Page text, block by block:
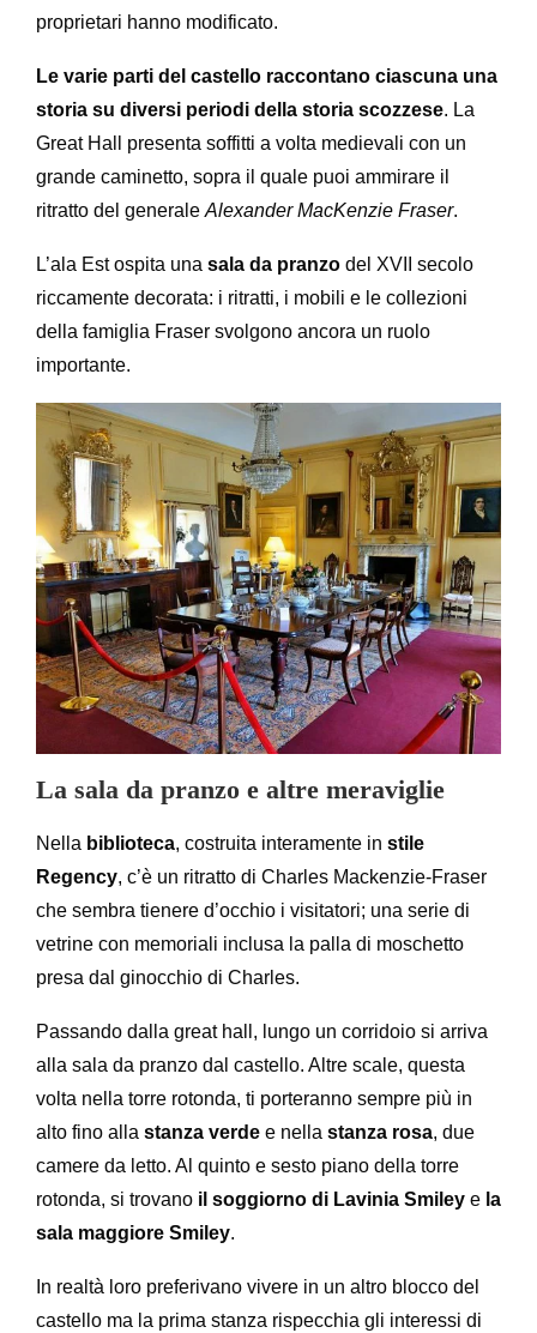
proprietari hanno modificato.
Le varie parti del castello raccontano ciascuna una
storia su diversi periodi della storia scozzese. La
Great Hall presenta soffitti a volta medievali con un
grande caminetto, sopra il quale puoi ammirare il
ritratto del generale Alexander MacKenzie Fraser.
L’ala Est ospita una sala da pranzo del XVII secolo
riccamente decorata: i ritratti, i mobili e le collezioni
della famiglia Fraser svolgono ancora un ruolo
importante.
La sala da pranzo e altre meraviglie
Nella biblioteca, costruita interamente in stile
Regency, c’è un ritratto di Charles Mackenzie-Fraser
che sembra tienere d’occhio i visitatori; una serie di
vetrine con memoriali inclusa la palla di moschetto
presa dal ginocchio di Charles.
Passando dalla great hall, lungo un corridoio si arriva
alla sala da pranzo dal castello. Altre scale, questa
volta nella torre rotonda, ti porteranno sempre più in
alto fino alla stanza verde e nella stanza rosa, due
camere da letto. Al quinto e sesto piano della torre
rotonda, si trovano il soggiorno di Lavinia Smiley e la
sala maggiore Smiley.
In realtà loro preferivano vivere in un altro blocco del
castello ma la prima stanza rispecchia gli interessi di